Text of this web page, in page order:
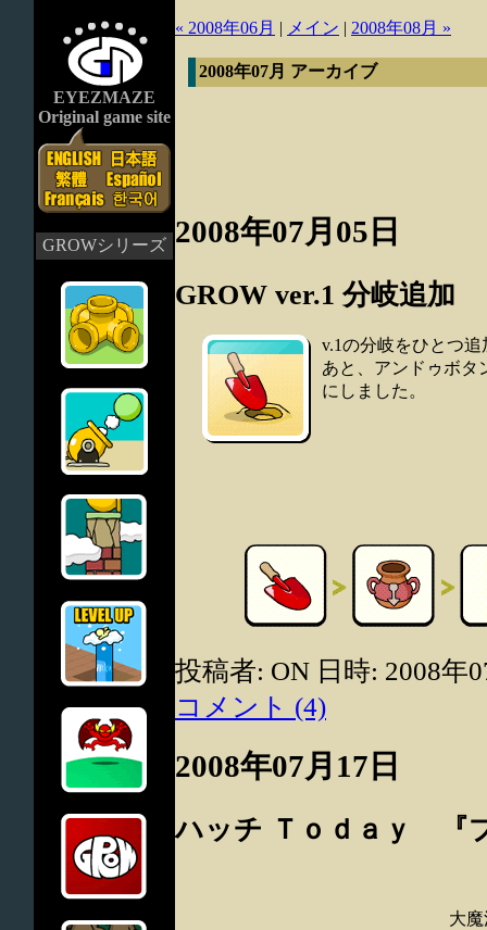
EYEZMAZE
Original game site
GROWシリーズ
« 2008年06月 | メイン | 2008年08月 »
2008年07月 アーカイブ
2008年07月05日
GROW ver.1 分岐追加
v.1の分岐をひとつ
あと、アンドゥボタ
にしました。
投稿者: ON 日時: 2008年
コメント (4)
2008年07月17日
ハッチ Ｔｏｄａｙ 『
大